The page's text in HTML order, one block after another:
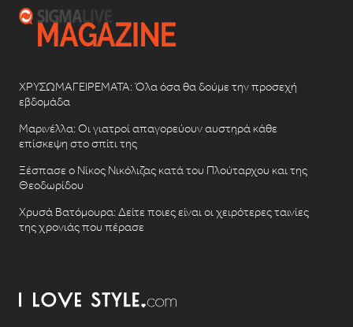
ΧΡΥΣΩΜΑΓΕΙΡΕΜΑΤΑ: Όλα όσα θα δούμε την προσεχή
εβδομάδα
Μαρινέλλα: Οι γιατροί απαγορεύουν αυστηρά κάθε
επίσκεψη στο σπίτι της
Ξέσπασε ο Νίκος Νικόλιζας κατά του Πλούταρχου και της
Θεοδωρίδου
Χρυσά Βατόμουρα: Δείτε ποιες είναι οι χειρότερες ταινίες
της χρονιάς που πέρασε